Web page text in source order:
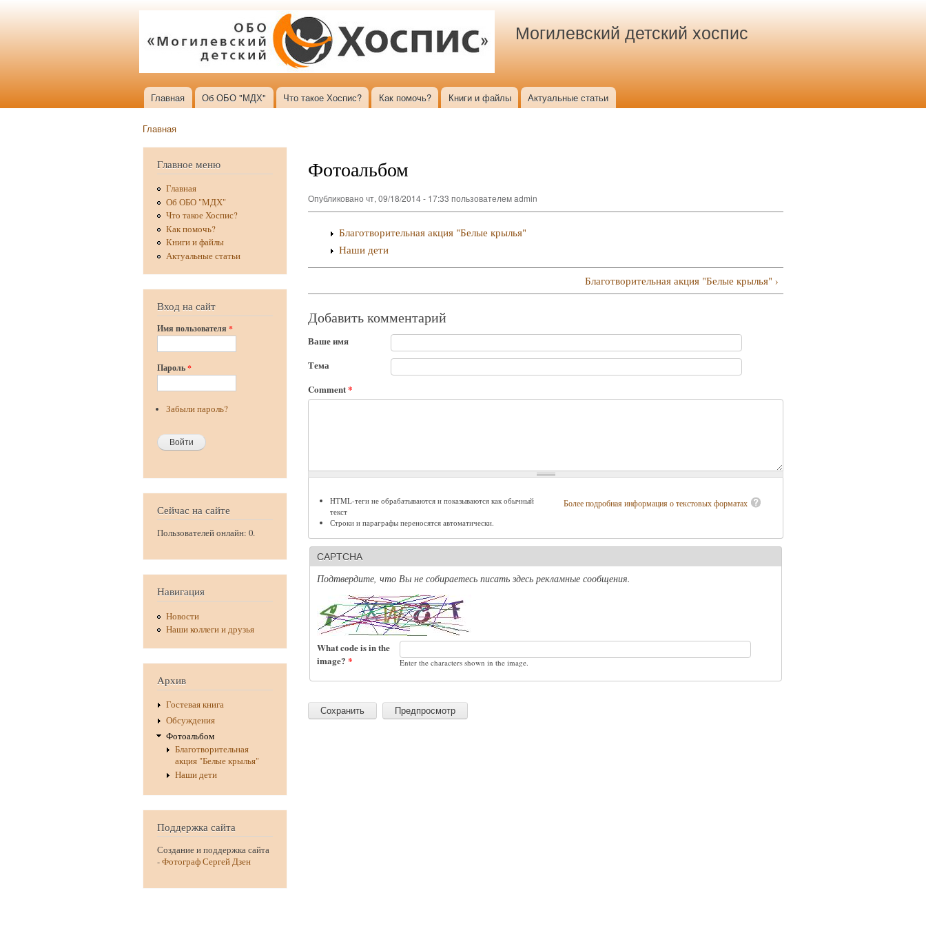
содержанию
Могилевский детский хоспис
Главное меню
Главная Об ОБО "МДХ" Что такое Хоспис? Как помочь? Книги и файлы Актуальные статьи
Главная
Главное меню
Главная
Об ОБО "МДХ"
Что такое Хоспис?
Как помочь?
Книги и файлы
Актуальные статьи
Вход на сайт
Имя пользователя *
Пароль*
Забыли пароль?
Сейчас на сайте
Пользователей онлайн: 0.
Навигация
Новости
Наши коллеги и друзья
Архив
Гостевая книга
Обсуждения
Фотоальбом
Благотворительная
акция "Белые крылья"
Наши дети
Поддержка сайта
Создание и поддержка сайта
-Фотограф Сергей Дзен
Фотоальбом
Опубликовано чт, 09/18/2014 - 17:33 пользователемadmin
Благотворительная акция "Белые крылья"
Наши дети
Благотворительная акция "Белые крылья" ›
Добавить комментарий
Ваше имя
Тема
Comment*
Более подробная информация о текстовых форматах
HTML-теги не обрабатываются и показываются как обычный
текст
Строки и параграфы переносятся автоматически.
CAPTCHA
Подтвердите, что Вы не собираетесь писать здесь рекламные сообщения.
What code is in the
image? * Enter the characters shown in the image.